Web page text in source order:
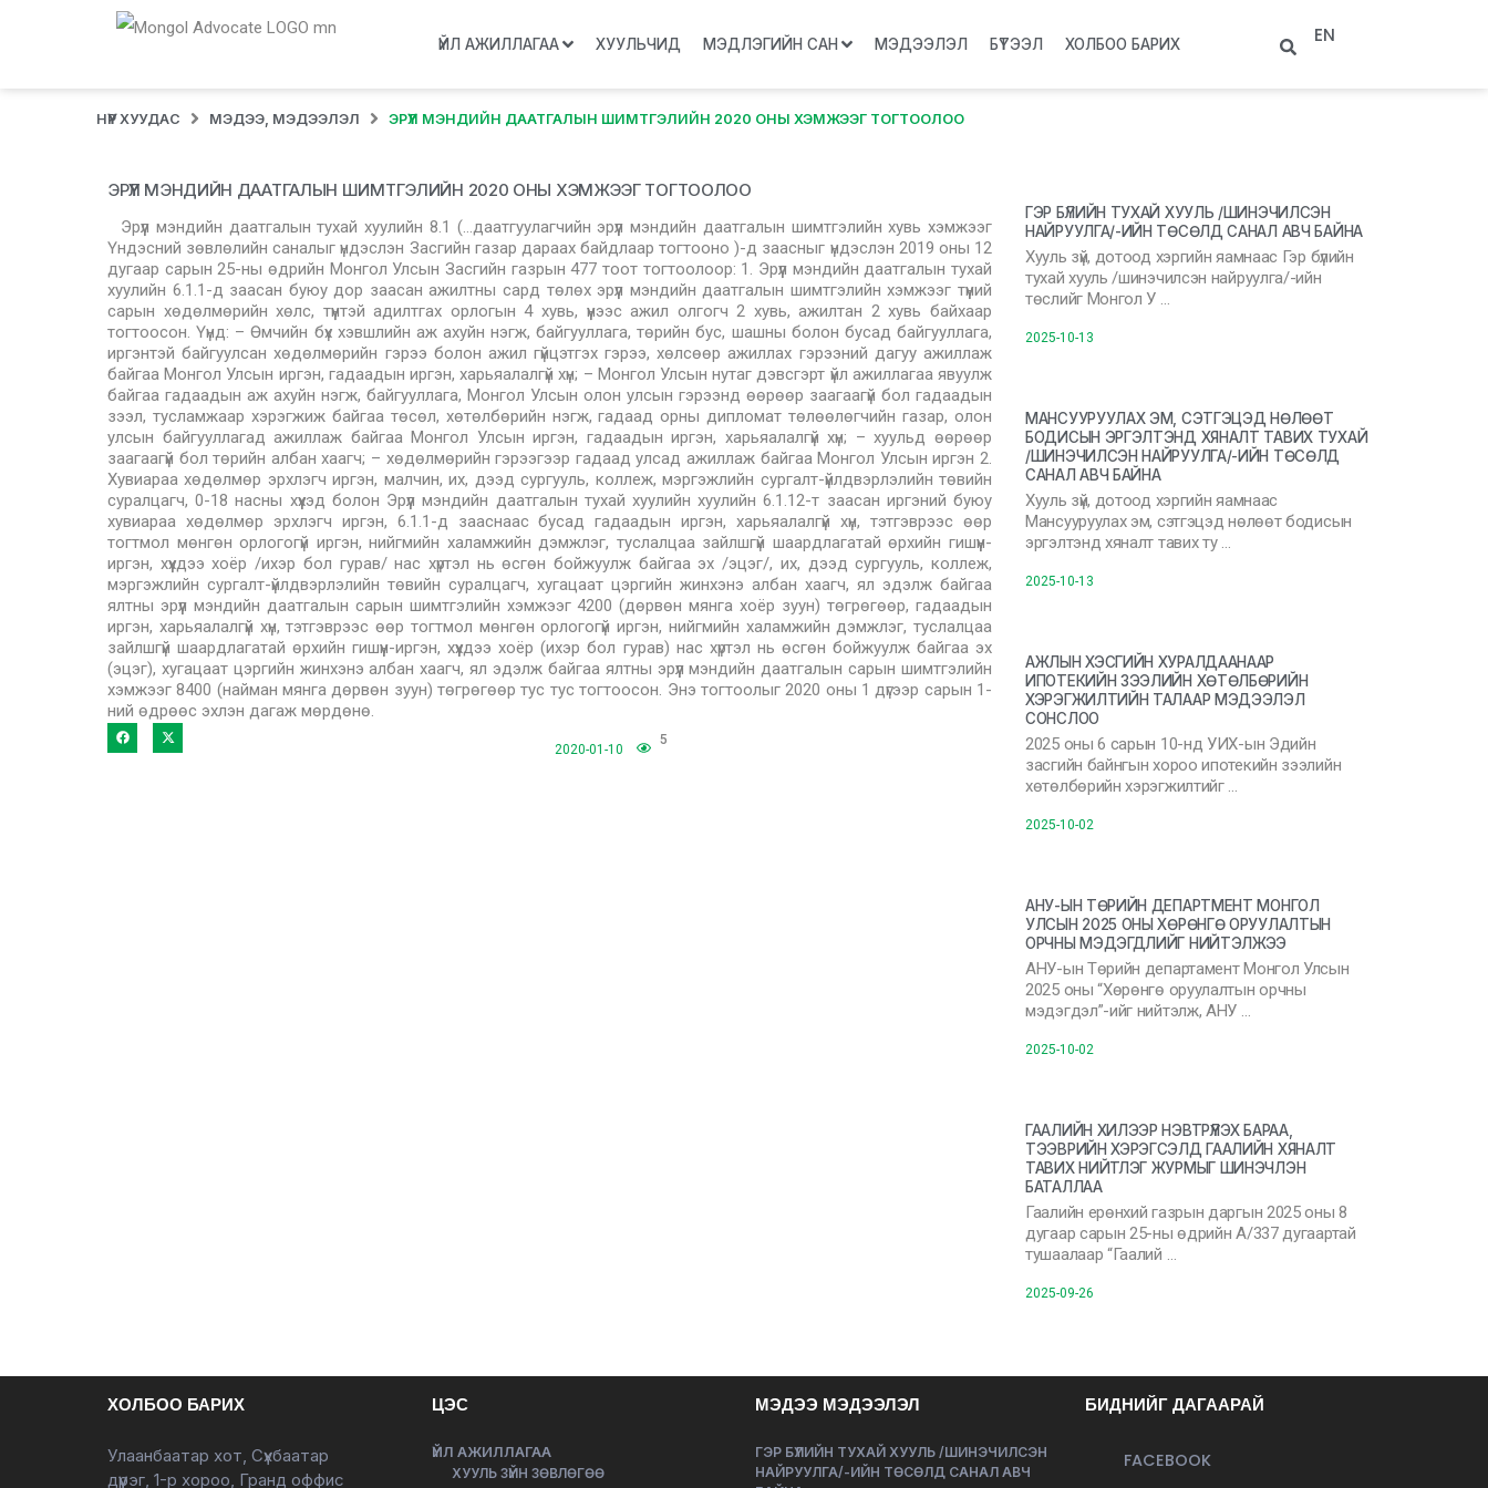
ҮЙЛ АЖИЛЛАГАА ХУУЛЬЧИД МЭДЛЭГИЙН САН МЭДЭЭЛЭЛ БҮТЭЭЛ ХОЛБОО БАРИХ EN
НҮҮР ХУУДАС МЭДЭЭ, МЭДЭЭЛЭЛ ЭРҮҮЛ МЭНДИЙН ДААТГАЛЫН ШИМТГЭЛИЙН 2020 ОНЫ ХЭМЖЭЭГ ТОГТООЛОО
ЭРҮҮЛ МЭНДИЙН ДААТГАЛЫН ШИМТГЭЛИЙН 2020 ОНЫ ХЭМЖЭЭГ ТОГТООЛОО
Эрүүл мэндийн даатгалын тухай хуулийн 8.1 (…даатгуулагчийн эрүүл мэндийн даатгалын шимтгэлийн хувь хэмжээг
Үндэсний зөвлөлийн саналыг үндэслэн Засгийн газар дараах байдлаар тогтооно )-д заасныг үндэслэн 2019 оны 12
дугаар сарын 25-ны өдрийн Монгол Улсын Засгийн газрын 477 тоот тогтоолоор: 1. Эрүүл мэндийн даатгалын тухай
хуулийн 6.1.1-д заасан буюу дор заасан ажилтны сард төлөх эрүүл мэндийн даатгалын шимтгэлийн хэмжээг түүний
сарын хөдөлмөрийн хөлс, түүнтэй адилтгах орлогын 4 хувь, үүнээс ажил олгогч 2 хувь, ажилтан 2 хувь байхаар
тогтоосон. Үүнд: – Өмчийн бүх хэвшлийн аж ахуйн нэгж, байгууллага, төрийн бус, шашны болон бусад байгууллага,
иргэнтэй байгуулсан хөдөлмөрийн гэрээ болон ажил гүйцэтгэх гэрээ, хөлсөөр ажиллах гэрээний дагуу ажиллаж
байгаа Монгол Улсын иргэн, гадаадын иргэн, харьяалалгүй хүн; – Монгол Улсын нутаг дэвсгэрт үйл ажиллагаа явуулж
байгаа гадаадын аж ахуйн нэгж, байгууллага, Монгол Улсын олон улсын гэрээнд өөрөөр заагаагүй бол гадаадын
зээл, тусламжаар хэрэгжиж байгаа төсөл, хөтөлбөрийн нэгж, гадаад орны дипломат төлөөлөгчийн газар, олон
улсын байгууллагад ажиллаж байгаа Монгол Улсын иргэн, гадаадын иргэн, харьяалалгүй хүн; – хуульд өөрөөр
заагаагүй бол төрийн албан хаагч; – хөдөлмөрийн гэрээгээр гадаад улсад ажиллаж байгаа Монгол Улсын иргэн 2.
Хувиараа хөдөлмөр эрхлэгч иргэн, малчин, их, дээд сургууль, коллеж, мэргэжлийн сургалт-үйлдвэрлэлийн төвийн
суралцагч, 0-18 насны хүүхэд болон Эрүүл мэндийн даатгалын тухай хуулийн хуулийн 6.1.12-т заасан иргэний буюу
хувиараа хөдөлмөр эрхлэгч иргэн, 6.1.1-д зааснаас бусад гадаадын иргэн, харьяалалгүй хүн, тэтгэврээс өөр
тогтмол мөнгөн орлогогүй иргэн, нийгмийн халамжийн дэмжлэг, туслалцаа зайлшгүй шаардлагатай өрхийн гишүүн-
иргэн, хүүхдээ хоёр /ихэр бол гурав/ нас хүртэл нь өсгөн бойжуулж байгаа эх /эцэг/, их, дээд сургууль, коллеж,
мэргэжлийн сургалт-үйлдвэрлэлийн төвийн суралцагч, хугацаат цэргийн жинхэнэ албан хаагч, ял эдэлж байгаа
ялтны эрүүл мэндийн даатгалын сарын шимтгэлийн хэмжээг 4200 (дөрвөн мянга хоёр зуун) төгрөгөөр, гадаадын
иргэн, харьяалалгүй хүн, тэтгэврээс өөр тогтмол мөнгөн орлогогүй иргэн, нийгмийн халамжийн дэмжлэг, туслалцаа
зайлшгүй шаардлагатай өрхийн гишүүн-иргэн, хүүхдээ хоёр (ихэр бол гурав) нас хүртэл нь өсгөн бойжуулж байгаа эх
(эцэг), хугацаат цэргийн жинхэнэ албан хаагч, ял эдэлж байгаа ялтны эрүүл мэндийн даатгалын сарын шимтгэлийн
хэмжээг 8400 (найман мянга дөрвөн зуун) төгрөгөөр тус тус тогтоосон. Энэ тогтоолыг 2020 оны 1 дүгээр сарын 1-
ний өдрөөс эхлэн дагаж мөрдөнө.
2020-01-10
5
ГЭР БҮЛИЙН ТУХАЙ ХУУЛЬ /ШИНЭЧИЛСЭН
НАЙРУУЛГА/-ИЙН ТӨСӨЛД САНАЛ АВЧ БАЙНА
Хууль зүй, дотоод хэргийн яамнаас Гэр бүлийн
тухай хууль /шинэчилсэн найруулга/-ийн
төслийг Монгол У …
2025-10-13
МАНСУУРУУЛАХ ЭМ, СЭТГЭЦЭД НӨЛӨӨТ
БОДИСЫН ЭРГЭЛТЭНД ХЯНАЛТ ТАВИХ ТУХАЙ
/ШИНЭЧИЛСЭН НАЙРУУЛГА/-ИЙН ТӨСӨЛД
САНАЛ АВЧ БАЙНА
Хууль зүй, дотоод хэргийн яамнаас
Мансууруулах эм, сэтгэцэд нөлөөт бодисын
эргэлтэнд хяналт тавих ту …
2025-10-13
АЖЛЫН ХЭСГИЙН ХУРАЛДААНААР
ИПОТЕКИЙН ЗЭЭЛИЙН ХӨТӨЛБӨРИЙН
ХЭРЭГЖИЛТИЙН ТАЛААР МЭДЭЭЛЭЛ
СОНСЛОО
2025 оны 6 сарын 10-нд УИХ-ын Эдийн
засгийн байнгын хороо ипотекийн зээлийн
хөтөлбөрийн хэрэгжилтийг …
2025-10-02
АНУ-ЫН ТӨРИЙН ДЕПАРТМЕНТ МОНГОЛ
УЛСЫН 2025 ОНЫ ХӨРӨНГӨ ОРУУЛАЛТЫН
ОРЧНЫ МЭДЭГДЛИЙГ НИЙТЭЛЖЭЭ
АНУ-ын Төрийн департамент Монгол Улсын
2025 оны “Хөрөнгө оруулалтын орчны
мэдэгдэл”-ийг нийтэлж, АНУ …
2025-10-02
ГААЛИЙН ХИЛЭЭР НЭВТРҮҮЛЭХ БАРАА,
ТЭЭВРИЙН ХЭРЭГСЭЛД ГААЛИЙН ХЯНАЛТ
ТАВИХ НИЙТЛЭГ ЖУРМЫГ ШИНЭЧЛЭН
БАТАЛЛАА
Гаалийн ерөнхий газрын даргын 2025 оны 8
дугаар сарын 25-ны өдрийн А/337 дугаартай
тушаалаар “Гаалий …
2025-09-26
ХОЛБОО БАРИХ
Улаанбаатар хот, Сүхбаатар
дүүрэг, 1-р хороо, Гранд оффис
ЦЭС
ҮЙЛ АЖИЛЛАГАА
ХУУЛЬ ЗҮЙН ЗӨВЛӨГӨӨ
МЭДЭЭ МЭДЭЭЛЭЛ
ГЭР БҮЛИЙН ТУХАЙ ХУУЛЬ /ШИНЭЧИЛСЭН
НАЙРУУЛГА/-ИЙН ТӨСӨЛД САНАЛ АВЧ
БИДНИЙГ ДАГААРАЙ
FACEBOOK